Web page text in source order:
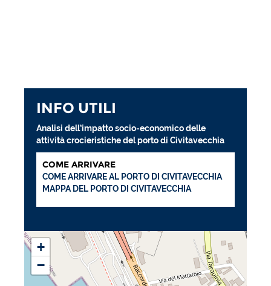
INFO UTILI
Analisi dell’impatto socio-economico delle
attività crocieristiche del porto di Civitavecchia
COME ARRIVARE
COME ARRIVARE AL PORTO DI CIVITAVECCHIA
MAPPA DEL PORTO DI CIVITAVECCHIA
+
−